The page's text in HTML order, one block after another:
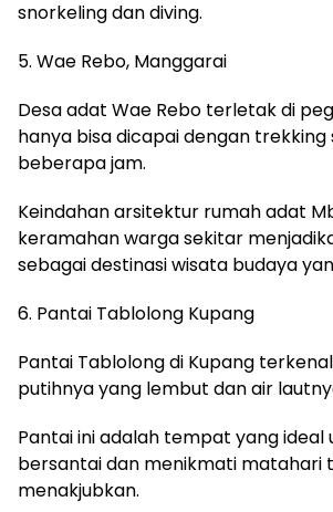
snorkeling dan diving.
5. Wae Rebo, Manggarai
Desa adat Wae Rebo terletak di
hanya bisa dicapai dengan trekking
beberapa jam.
Keindahan arsitektur rumah adat
keramahan warga sekitar
sebagai destinasi wisata budaya
6. Pantai Tablolong Kupang
Pantai Tablolong di Kupang
putihnya yang lembut dan air
Pantai ini adalah tempat yang ideal
bersantai dan menikmati matahari
menakjubkan.